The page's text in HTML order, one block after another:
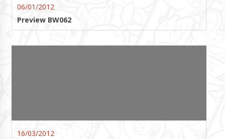
06/01/2012
Preview BW062
16/03/2012